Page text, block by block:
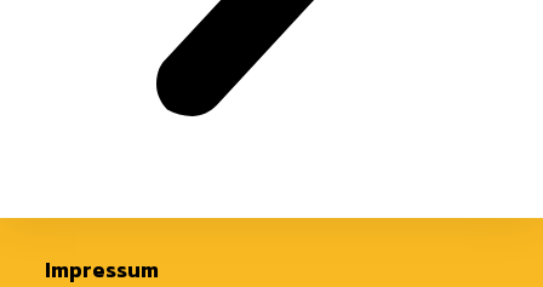
Impressum